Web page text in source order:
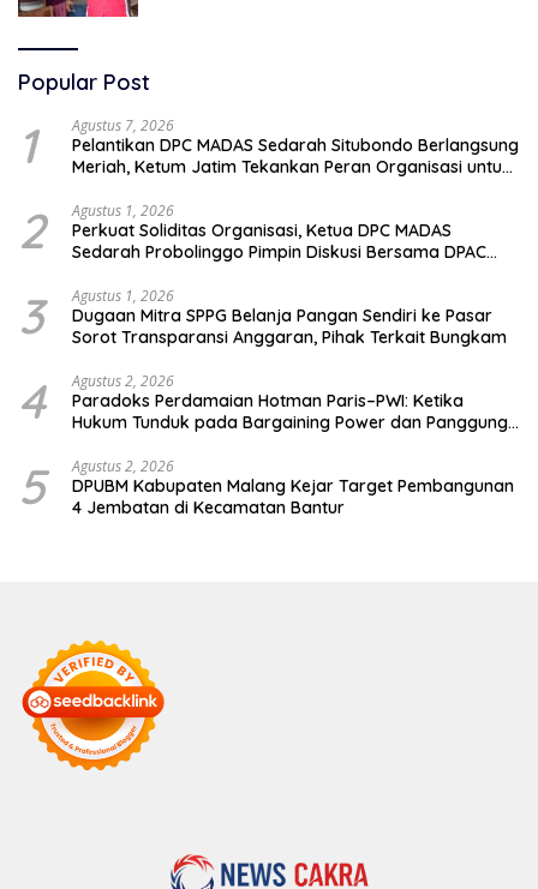
Popular Post
1 Agustus 7, 2026
Pelantikan DPC MADAS Sedarah Situbondo Berlangsung
Meriah, Ketum Jatim Tekankan Peran Organisasi untuk
2 Agustus 1, 2026
Perkuat Soliditas Organisasi, Ketua DPC MADAS
Sedarah Probolinggo Pimpin Diskusi Bersama DPAC
3 Agustus 1, 2026
Dugaan Mitra SPPG Belanja Pangan Sendiri ke Pasar
Sorot Transparansi Anggaran, Pihak Terkait Bungkam
4 Agustus 2, 2026
Paradoks Perdamaian Hotman Paris–PWI: Ketika
Hukum Tunduk pada Bargaining Power dan Panggung
5 Agustus 2, 2026
DPUBM Kabupaten Malang Kejar Target Pembangunan
4 Jembatan di Kecamatan Bantur